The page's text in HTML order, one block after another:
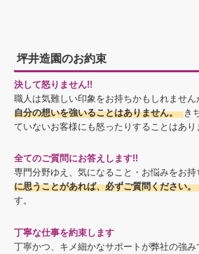
坪井造園のお約束
決して怒りません!!
職人は気難しい印象をお持ちかもしれません
自分の想いを強いることはありません。 き
ていないお客様にも怒ったりすることはあり
全てのご質問にお答えします!!
専門分野ゆえ、気になること・お悩みをお持
に思うことがあれば、必ずご質問ください。
す。
丁寧な仕事を約束します
丁寧かつ、キメ細かなサポートが弊社の強